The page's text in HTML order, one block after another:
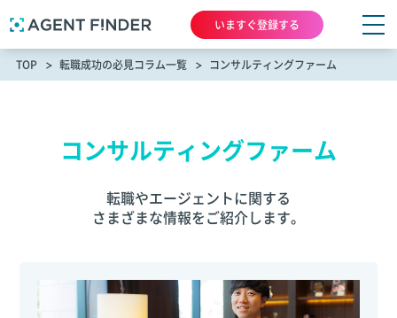
いますぐ登録する
TOP 転職成功の必見コラム一覧 コンサルティングファーム
コンサルティングファーム
転職やエージェントに関する
さまざまな情報をご紹介します。